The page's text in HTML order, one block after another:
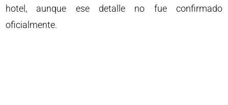
hotel, aunque ese detalle no fue confirmado
oficialmente.